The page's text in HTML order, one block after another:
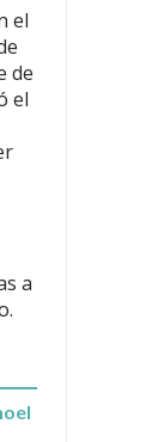
el
de
el
a